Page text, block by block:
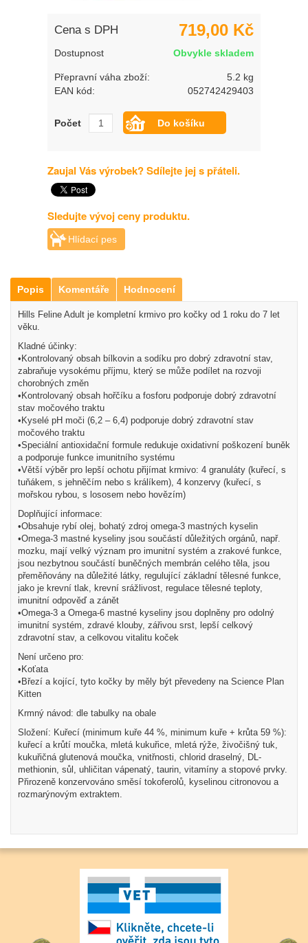
Cena s DPH 719,00 Kč
Dostupnost Obvykle skladem
Přepravní váha zboží:
5.2 kg
EAN kód:
052742429403
Počet
Zaujal Vás výrobek? Sdílejte jej s přáteli.
Sledujte vývoj ceny produktu.
Hlídací pes
Popis Komentáře Hodnocení
Hills Feline Adult je kompletní krmivo pro kočky od 1 roku do 7 let
věku.
Kladné účinky:
•Kontrolovaný obsah bílkovin a sodíku pro dobrý zdravotní stav,
zabraňuje vysokému příjmu, který se může podílet na rozvoji
chorobných změn
•Kontrolovaný obsah hořčíku a fosforu podporuje dobrý zdravotní
stav močového traktu
•Kyselé pH moči (6,2 – 6,4) podporuje dobrý zdravotní stav
močového traktu
•Speciální antioxidační formule redukuje oxidativní poškození buněk
a podporuje funkce imunitního systému
•Větší výběr pro lepší ochotu přijímat krmivo: 4 granuláty (kuřecí, s
tuňákem, s jehněčím nebo s králíkem), 4 konzervy (kuřecí, s
mořskou rybou, s lososem nebo hovězím)
Doplňující informace:
•Obsahuje rybí olej, bohatý zdroj omega-3 mastných kyselin
•Omega-3 mastné kyseliny jsou součástí důležitých orgánů, např.
mozku, mají velký význam pro imunitní systém a zrakové funkce,
jsou nezbytnou součástí buněčných membrán celého těla, jsou
přeměňovány na důležité látky, regulující základní tělesné funkce,
jako je krevní tlak, krevní srážlivost, regulace tělesné teploty,
imunitní odpověď a zánět
•Omega-3 a Omega-6 mastné kyseliny jsou doplněny pro odolný
imunitní systém, zdravé klouby, zářivou srst, lepší celkový
zdravotní stav, a celkovou vitalitu koček
Není určeno pro:
•Koťata
•Březí a kojící, tyto kočky by měly být převedeny na Science Plan
Kitten
Krmný návod: dle tabulky na obale
Složení: Kuřecí (minimum kuře 44 %, minimum kuře + krůta 59 %):
kuřecí a krůtí moučka, mletá kukuřice, mletá rýže, živočišný tuk,
kukuřičná glutenová moučka, vnitřnosti, chlorid draselný, DL-
methionin, sůl, uhličitan vápenatý, taurin, vitamíny a stopové prvky.
Přirozeně konzervováno směsí tokoferolů, kyselinou citronovou a
rozmarýnovým extraktem.